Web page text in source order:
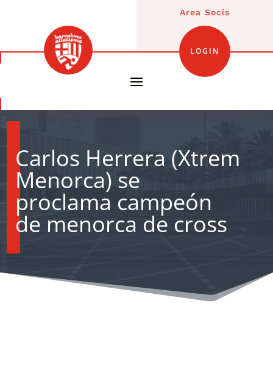
Area Socis
LOGIN
Carlos Herrera (Xtrem
Menorca) se
proclama campeón
de menorca de cross